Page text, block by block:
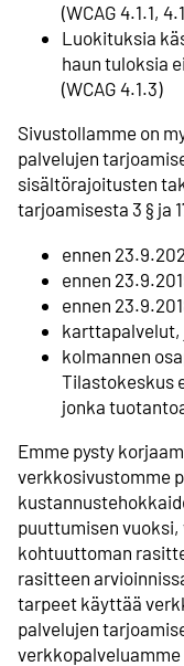
(WCAG 4.1.1,
Luokituksia
haun tuloksia
(WCAG 4.1.3)
Sivustollamme on
palvelujen
sisältörajoitusten
tarjoamisesta 3 § ja
ennen
ennen
ennen
karttapalvelut,
kolmannen
Tilastokeskus
jonka
Emme pysty
verkkosivustomme
puuttumisen
kohtuuttoman
rasitteen
tarpeet käyttää
palvelujen